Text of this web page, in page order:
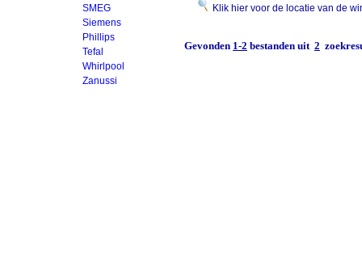
SMEG
Siemens
Phillips
Tefal
Whirlpool
Zanussi
Klik hier voor de locatie van de
Gevonden 1-2 bestanden uit 2